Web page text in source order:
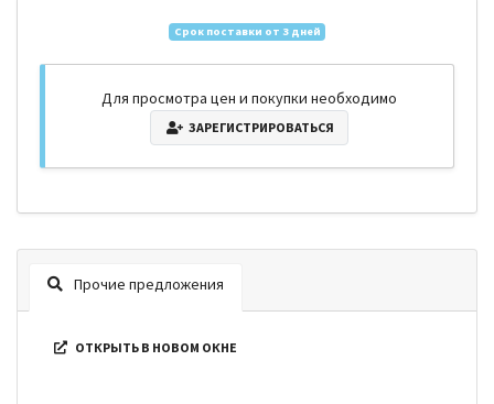
Срок поставки от 3 дней
Для просмотра цен и покупки необходимо
ЗАРЕГИСТРИРОВАТЬСЯ
Прочие предложения
ОТКРЫТЬ В НОВОМ ОКНЕ